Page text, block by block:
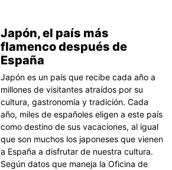
Japón, el país más
flamenco después de
España
Japón es un país que recibe cada año a
millones de visitantes atraídos por su
cultura, gastronomía y tradición. Cada
año, miles de españoles eligen a este país
como destino de sus vacaciones, al igual
que son muchos los japoneses que vienen
a España a disfrutar de nuestra cultura.
Según datos que maneja la Oficina de